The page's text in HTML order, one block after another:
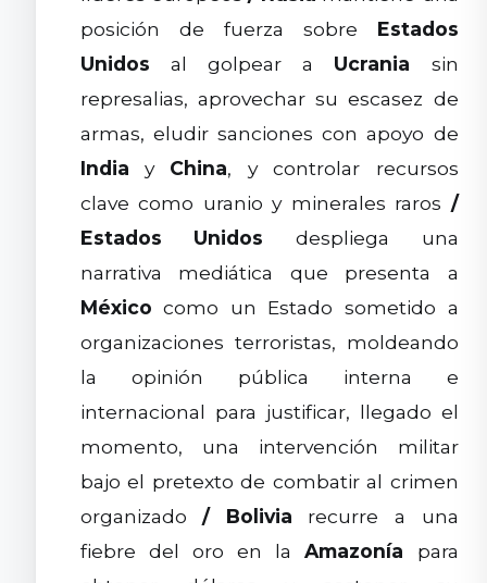
posición de fuerza sobre Estados
Unidos al golpear a Ucrania sin
represalias, aprovechar su escasez de
armas, eludir sanciones con apoyo de
India y China, y controlar recursos
clave como uranio y minerales raros /
Estados Unidos despliega una
narrativa mediática que presenta a
México como un Estado sometido a
organizaciones terroristas, moldeando
la opinión pública interna e
internacional para justificar, llegado el
momento, una intervención militar
bajo el pretexto de combatir al crimen
organizado/ Bolivia recurre a una
fiebre del oro en laAmazonía para